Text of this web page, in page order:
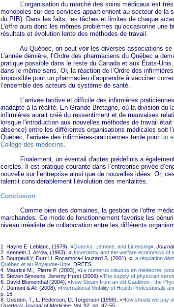
L’organisation du marché des soins médicaux est très
monopoles sur des services appartiennent au secteur de la
du PIB). Dans les faits, les tâches et limites de chaque
L'offre aura donc les mêmes problèmes qu’occasionne
résultats et évolution lente des méthodes de travail.
Au Québec, on peut voir les diverses associations se
L’année dernière, l’Ordre des pharmaciens du Québec a
pratique possible dans le reste du Canada et aux États-Unis.
dans le même sens. Or, la réaction de l’Ordre des
impossible pour un pharmacien d’apprendre à vacciner
l’ensemble des acteurs du système de santé.
L’arrivée tardive et difficile des infirmières praticiennes
inadapté à la réalité. En Grande-Bretagne, où la division du
infirmières aurait créé du ressentiment et de mauvaises
lorsque l'introduction aux nouvelles méthodes de travail
absence) entre les différentes organisations médicales soit
Québec, l’arrivée des infirmières-praticiennes tarde pour un
Collège des médecins.
Finalement, un éventail d'actes prédéfinis a également
cercles. Il est pratique courante dans l’entreprise privée
nouvelle sur l’entreprise ainsi que de nouvelles idées. Or,
ralentit considérablement l’évolution des mentalités.
Conclusion
Comme bien des domaines, la gestion de l'offre
marchandes. Ce mode de fonctionnement favorise les
niveau irréaliste de collaboration entre les différents
1. Hayne E. Leblanc, (1979), «Quacks, Lemons, and Licensing»,
2. Kenneth J. Arrow, (1963), «Uncertainty and the welfare economics of
3. Bourgeuil Y, Durr U. Rocamora-Houzard S. (2001), «La régulation
Québec et au Royaume-Uni», DREES.
4. Maurice M., Pierre P. (2003), «Le numerus clausus en médecine:
5. Steven Simoens, Jeremy Hurst (2006) «The supply of physician
6. David Blumenthal (2004), «New Steam from an old Cauldron - the
7. Dumont & All, (2008), «International Mobility of Health Professionals
p. 16.
8. Gosden, T., L. Pederson, D. Torgerson (1998), «How should we pay
Quarterly Journal of Medicine , Vol. 92, pp. 47-55.